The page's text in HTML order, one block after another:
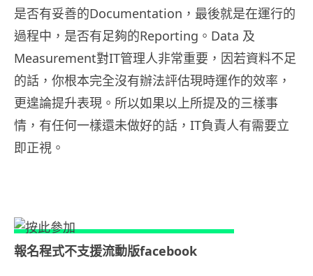
是否有妥善的Documentation，最後就是在運行的
過程中，是否有足夠的Reporting。Data 及
Measurement對IT管理人非常重要，因若資料不足
的話，你根本完全沒有辦法評估現時運作的效率，
更遑論提升表現。所以如果以上所提及的三樣事
情，有任何一樣還未做好的話，IT負責人有需要立
即正視。
報名程式不支援流動版facebook